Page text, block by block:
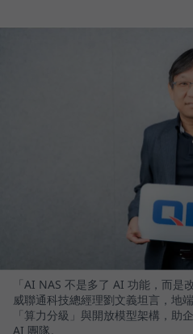
「AI NAS 不是多了 AI 功能，而是
威聯通科技總經理劉文義坦言，地
「算力分級」與開放模型架構，助
AI 團隊。